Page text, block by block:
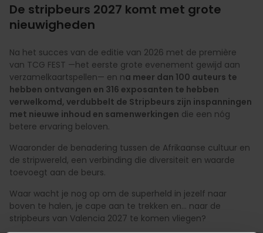
De stripbeurs 2027 komt met grote
nieuwigheden
Na het succes van de editie van 2026 met de première
van TCG FEST —het eerste grote evenement gewijd aan
verzamelkaartspellen— en na meer dan 100 auteurs te
hebben ontvangen en 316 exposanten te hebben
verwelkomd, verdubbelt de Stripbeurs zijn inspanningen
met nieuwe inhoud en samenwerkingen die een nóg
betere ervaring beloven.
Waaronder de benadering tussen de Afrikaanse cultuur en
de stripwereld, een verbinding die diversiteit en waarde
toevoegt aan de beurs.
Waar wacht je nog op om de superheld in jezelf naar
boven te halen, je cape aan te trekken en... naar de
stripbeurs van Valencia 2027 te komen vliegen?